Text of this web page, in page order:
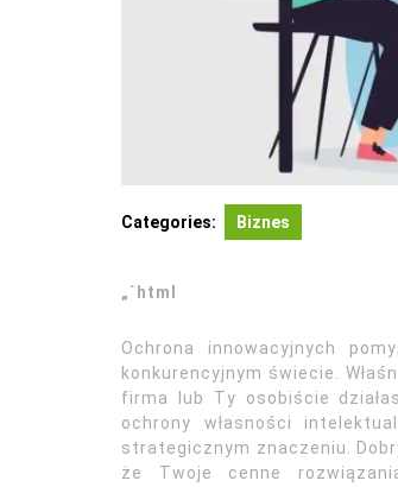
Categories: Biznes
„`html
Ochrona innowacyjnych
konkurencyjnym świecie.
firma lub Ty osobiście
ochrony własności
strategicznym znaczeniu.
że Twoje cenne